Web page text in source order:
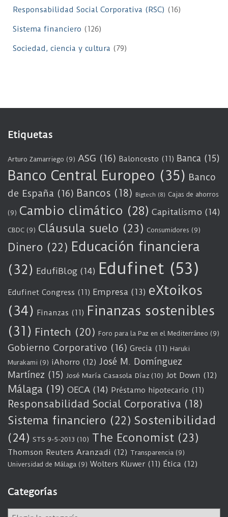
Responsabilidad Social Corporativa (RSC) (16)
Sistema financiero (126)
Sociedad, ciencia y cultura (79)
Etiquetas
Arturo Zamarriego (9) ASG (16) Baloncesto (11) Banca (15)
Banco Central Europeo (35) Banco
de España (16) Bancos (18) Bigtech (8) Cajas de ahorros
(9) Cambio climático (28) Capitalismo (14)
CBDC (9) Cláusula suelo (23) Consumidores (9)
Dinero (22) Educación financiera
(32) EdufiBlog (14) Edufinet (53)
Edufinet Congress (11) Empresa (13) eXtoikos
(34) Finanzas (11) Finanzas sostenibles
(31) Fintech (20) Foro para la Paz en el Mediterráneo (9)
Gobierno Corporativo (16) Grecia (11) Haruki
Murakami (9) iAhorro (12) José M. Domínguez
Martínez (15) José María Casasola Díaz (10) Jot Down (12)
Málaga (19) OECA (14) Préstamo hipotecario (11)
Responsabilidad Social Corporativa (18)
Sistema financiero (22) Sostenibilidad
(24) STS 9-5-2013 (10) The Economist (23)
Thomson Reuters Aranzadi (12) Transparencia (9)
Universidad de Málaga (9) Wolters Kluwer (11) Ética (12)
Categorías